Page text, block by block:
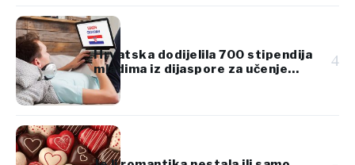
Hrvatska dodijelila 700 stipendija
mladima iz dijaspore za učenje
hrvatskog jezika
4